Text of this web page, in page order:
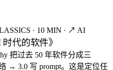
· 10 MIN · ↗ AI
代的软件》
把过去 50 年软件分成三
→ 3.0 写 prompt。这是定位任